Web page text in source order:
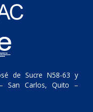
de Sucre N58-63 y
San Carlos, Quito –